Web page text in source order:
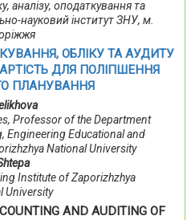
аналізу, оподаткування та
науковий інститут ЗНУ, м.
ОБЛІКУ ТА АУДИТУ
ДЛЯ ПОЛІПШЕННЯ
ПЛАНУВАННЯ
Professor of the Department
Engineering Educational and
National University
Institute of Zaporizhzhya
University
AND AUDITING OF